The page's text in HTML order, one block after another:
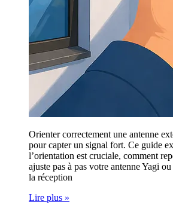
Orienter correctement une antenne
pour capter un signal fort. Ce guide
l’orientation est cruciale, comment
ajuste pas à pas votre antenne Yagi
la réception
Lire plus »